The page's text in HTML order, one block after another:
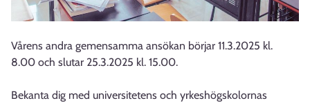
Vårens andra gemensamma ansökan börjar 11.3.2025 kl.
8.00 och slutar 25.3.2025 kl. 15.00.
Bekanta dig med universitetens och yrkeshögskolornas